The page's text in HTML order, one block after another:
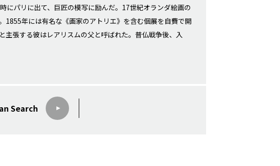
にパリに出て、巨匠の模写に励んだ。17世紀オランダ絵画の
1855年には有名な《画家のアトリエ》を含む個展を自費で開
主張する彼はレアリスムの父と呼ばれた。普仏戦争後、入
Search